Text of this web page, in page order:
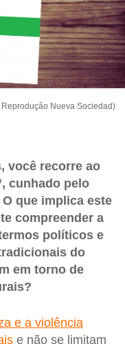
Reprodução Nueva Sociedad)
você recorre ao
cunhado pelo
que implica este
compreender a
políticos e
do
em torno de
e a violência
e não se limitam